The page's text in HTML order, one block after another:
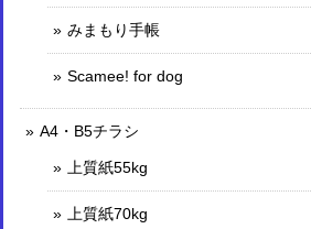
みまもり手帳
Scamee! for dog
A4・B5チラシ
上質紙55kg
上質紙70kg